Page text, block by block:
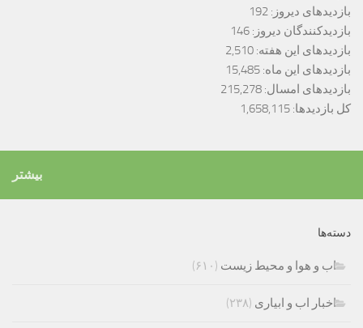
بازدیدهای دیروز: 192
بازدیدکنندگان دیروز: 146
بازدیدهای این هفته: 2,510
بازدیدهای این ماه: 15,485
بازدیدهای امسال: 215,278
کل بازدیدها: 1,658,115
بیشتر
دسته‌ها
اب و هوا و محیط زیست (۶۱۰)
اخبار اب و ابیاری (۲۳۸)